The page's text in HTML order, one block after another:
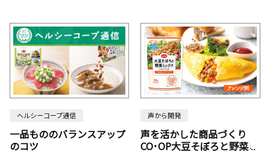
ヘルシーコープ通信
一品もののバランスアップ
のコツ
声から開発
声を活かした商品づくり
CO･OP大豆そぼろと野菜ミ